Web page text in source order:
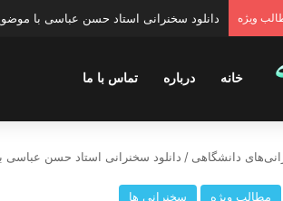
ویژه دانلود سخنرانی استاد حسن عباسی با موضوع
خانه درباره تماس با ما
دانشگاهی / دانلود سخنرانی استاد حسن
مطالب ویژه سخنرانی ها